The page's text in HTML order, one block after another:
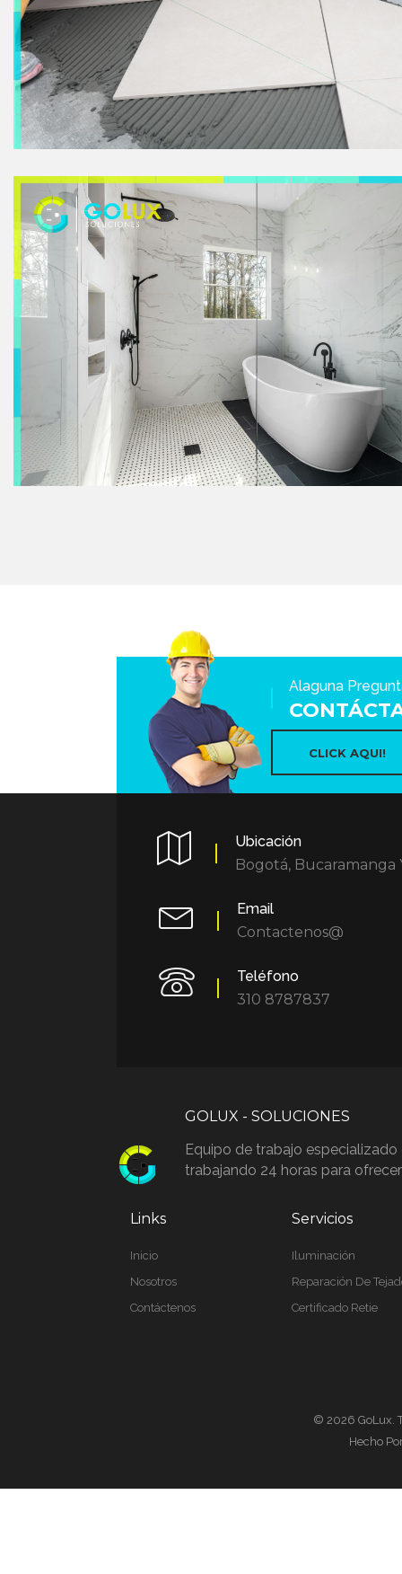
Alaguna
CLICK AQUI!
Ubicación
Bogotá, Bucaramanga
Email
Contactenos@
Teléfono
310 8787837
GOLUX - SOLUCIONES
Equipo de trabajo
trabajando 24 horas para
Links
Inicio
Nosotros
Contáctenos
Servicios
Iluminación
Reparación De
Certificado Retie
© 2026 GoLux.
Hecho